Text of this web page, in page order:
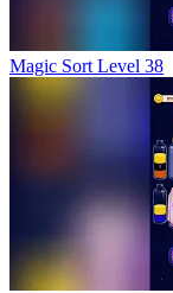
Magic Sort Level 38